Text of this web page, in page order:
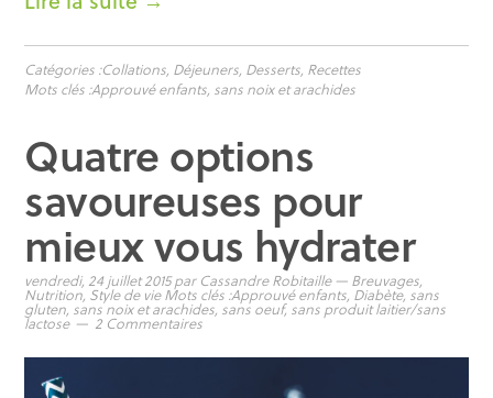
Catégories :Collations, Déjeuners, Desserts, Recettes
Mots clés :Approuvé enfants, sans noix et arachides
Quatre options
savoureuses pour
mieux vous hydrater
vendredi, 24 juillet 2015par Cassandre Robitaille — Breuvages,
Nutrition, Style de vieMots clés :Approuvé enfants, Diabète, sans
gluten, sans noix et arachides, sans oeuf, sans produit laitier/sans
lactose 2 Commentaires